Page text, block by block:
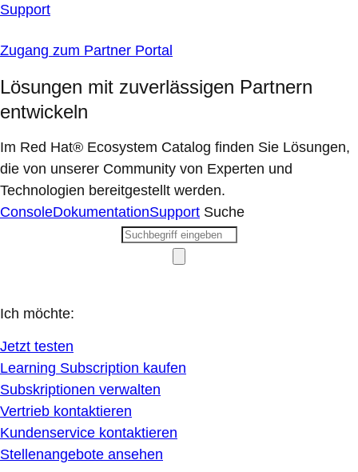
Support
Zugang zum Partner Portal
Lösungen mit zuverlässigen Partnern
entwickeln
Im Red Hat® Ecosystem Catalog finden Sie Lösungen,
die von unserer Community von Experten und
Technologien bereitgestellt werden.
ConsoleDokumentationSupport Suche
Ich möchte:
Jetzt testen
Learning Subscription kaufen
Subskriptionen verwalten
Vertrieb kontaktieren
Kundenservice kontaktieren
Stellenangebote ansehen